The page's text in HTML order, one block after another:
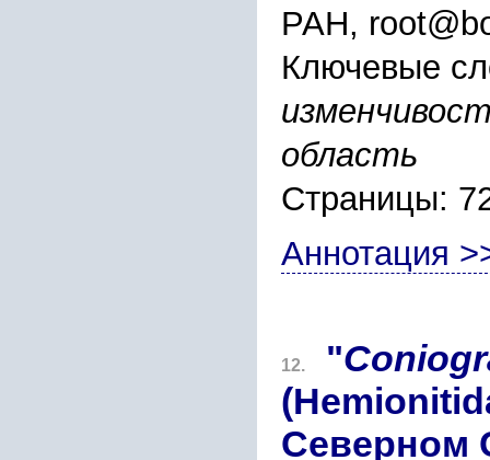
РАН,
Ключевые
область
Страницы:
Аннотация
12. "
Северном